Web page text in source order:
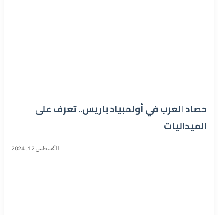
حصاد العرب في أولمبياد باريس.. تعرف على
الميداليات
أغسطس 12, 2024